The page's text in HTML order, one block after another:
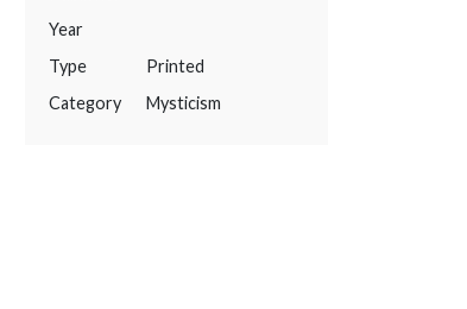
Year
Type
Printed
Category
Mysticism